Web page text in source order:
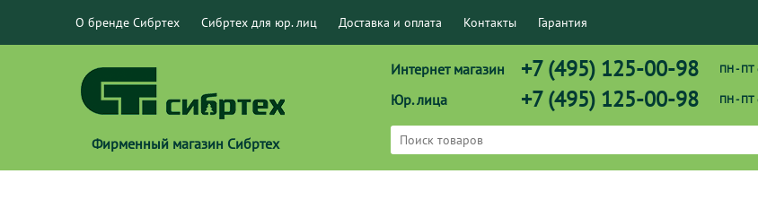
О бренде Сибртех Сибртех для юр. лиц Доставка и оплата Контакты Гарантия
Фирменный магазин Сибртех
Интернет магазин +7 (495) 125-00-98 ПН - ПТ
Юр. лица +7 (495) 125-00-98 ПН - ПТ